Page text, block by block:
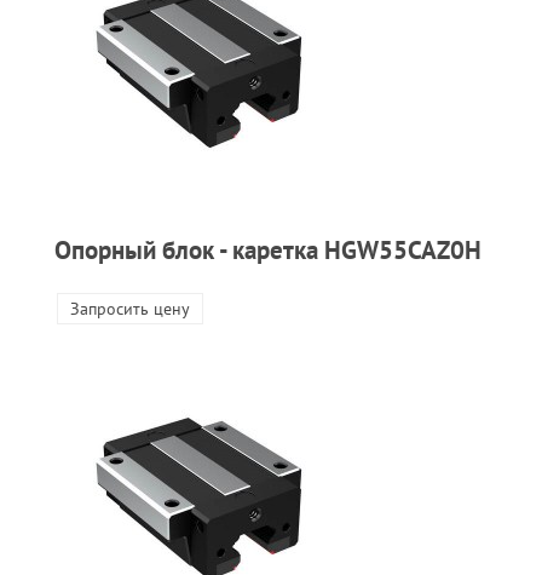
Опорный блок - каретка HGW55CAZ0H
Запросить цену